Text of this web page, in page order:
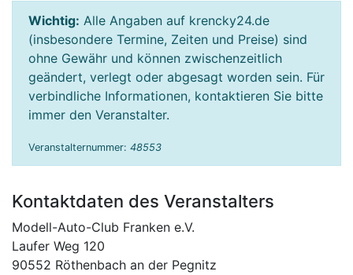
Wichtig: Alle Angaben auf krencky24.de
(insbesondere Termine, Zeiten und Preise) sind
ohne Gewähr und können zwischenzeitlich
geändert, verlegt oder abgesagt worden sein. Für
verbindliche Informationen, kontaktieren Sie bitte
immer den Veranstalter.
Veranstalternummer: 48553
Kontaktdaten des Veranstalters
Modell-Auto-Club Franken e.V.
Laufer Weg 120
90552 Röthenbach an der Pegnitz